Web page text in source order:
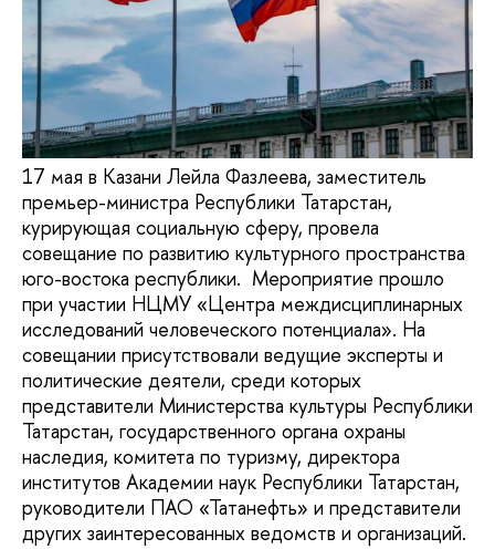
17 мая в Казани Лейла Фазлеева, заместитель
премьер-министра Республики Татарстан,
курирующая социальную сферу, провела
совещание по развитию культурного пространства
юго-востока республики. Мероприятие прошло
при участии НЦМУ «Центра междисциплинарных
исследований человеческого потенциала». На
совещании присутствовали ведущие эксперты и
политические деятели, среди которых
представители Министерства культуры Республики
Татарстан, государственного органа охраны
наследия, комитета по туризму, директора
институтов Академии наук Республики Татарстан,
руководители ПАО «Татанефть» и представители
других заинтересованных ведомств и организаций.